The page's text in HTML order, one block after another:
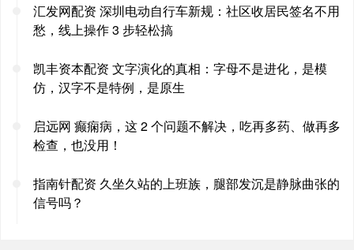
汇发网配资 深圳电动自行车新规：社区收居民签名不用
愁，线上操作 3 步轻松搞
凯丰资本配资 文字演化的真相：字母不是进化，是模
仿，汉字不是特例，是原生
启远网 癫痫病，这 2 个问题不解决，吃再多药、做再多
检查，也没用！
指南针配资 久坐久站的上班族，腿部发沉是静脉曲张的
信号吗？